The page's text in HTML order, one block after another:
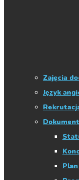
Zajęcia
Język